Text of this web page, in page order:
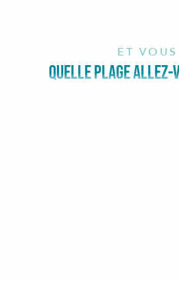
ET
QUELLE PLAGE ALLEZ-